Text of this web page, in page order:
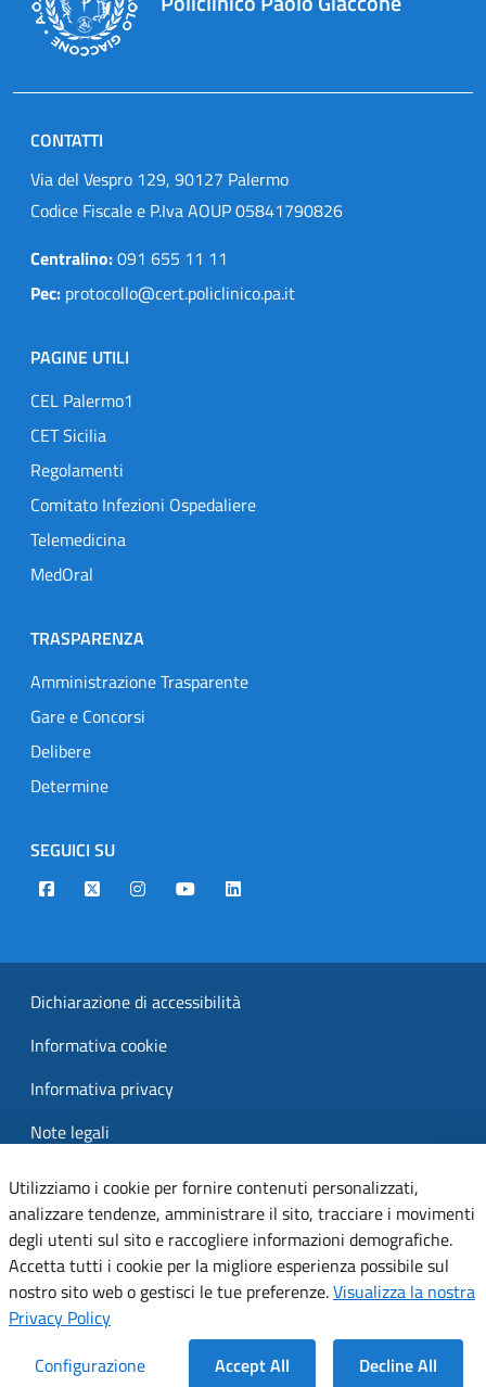
CONTATTI
Via del Vespro 129, 90127 Palermo
Codice Fiscale e P.Iva AOUP 05841790826
Centralino:091 655 11 11
Pec: protocollo@cert.policlinico.pa.it
PAGINE UTILI
CEL Palermo1
CET Sicilia
Regolamenti
Comitato Infezioni Ospedaliere
Telemedicina
MedOral
TRASPARENZA
Amministrazione Trasparente
Gare e Concorsi
Delibere
Determine
SEGUICI SU
Designers Italia
TwitterInstagramYoutubeLinkedin
Dichiarazione di accessibilità
Informativa cookie
Informativa privacy
Note legali
Servizi Applicativi
Utilizziamo i cookie per fornire contenuti personalizzati,
analizzare tendenze, amministrare il sito, tracciare i movimenti
degli utenti sul sito e raccogliere informazioni demografiche.
Accetta tutti i cookie per la migliore esperienza possibile sul
nostro sito web o gestisci le tue preferenze.Visualizza la nostra
Privacy Policy
Configurazione
Accept All Decline All